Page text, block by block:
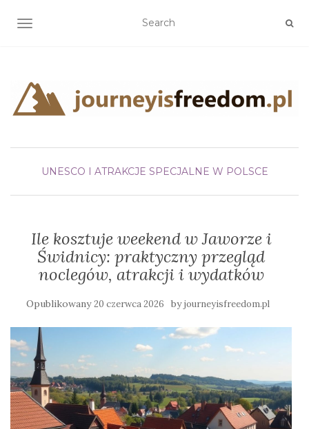
TOGGLE NAVIGATION
UNESCO I ATRAKCJE SPECJALNE W POLSCE
Ile kosztuje weekend w Jaworze i
Świdnicy: praktyczny przegląd
noclegów, atrakcji i wydatków
Opublikowany20 czerwca 2026 byjourneyisfreedom.pl